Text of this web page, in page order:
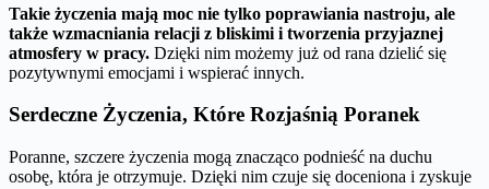
Takie życzenia mają moc nie tylko poprawiania nastroju, ale
także wzmacniania relacji z bliskimi i tworzenia przyjaznej
atmosfery w pracy. Dzięki nim możemy już od rana dzielić się
pozytywnymi emocjami i wspierać innych.
Serdeczne Życzenia, Które Rozjaśnią Poranek
Poranne, szczere życzenia mogą znacząco podnieść na duchu
osobę, która je otrzymuje. Dzięki nim czuje się doceniona i zyskuje